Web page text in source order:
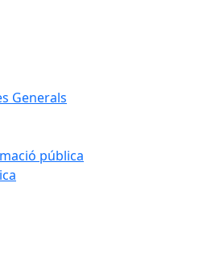
Generals
pública